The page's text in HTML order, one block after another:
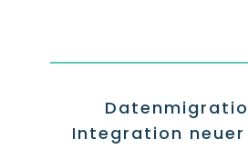
Integration neuer